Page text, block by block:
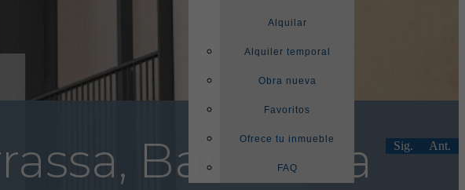
Alquilar
Alquiler temporal
Obra nueva
Favoritos
Ofrece tu inmueble
FAQ
Ant.
Sig.
Barcelona